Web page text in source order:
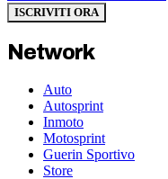
ISCRIVITI ORA
Network
Auto
Autosprint
Inmoto
Motosprint
Guerin Sportivo
Store